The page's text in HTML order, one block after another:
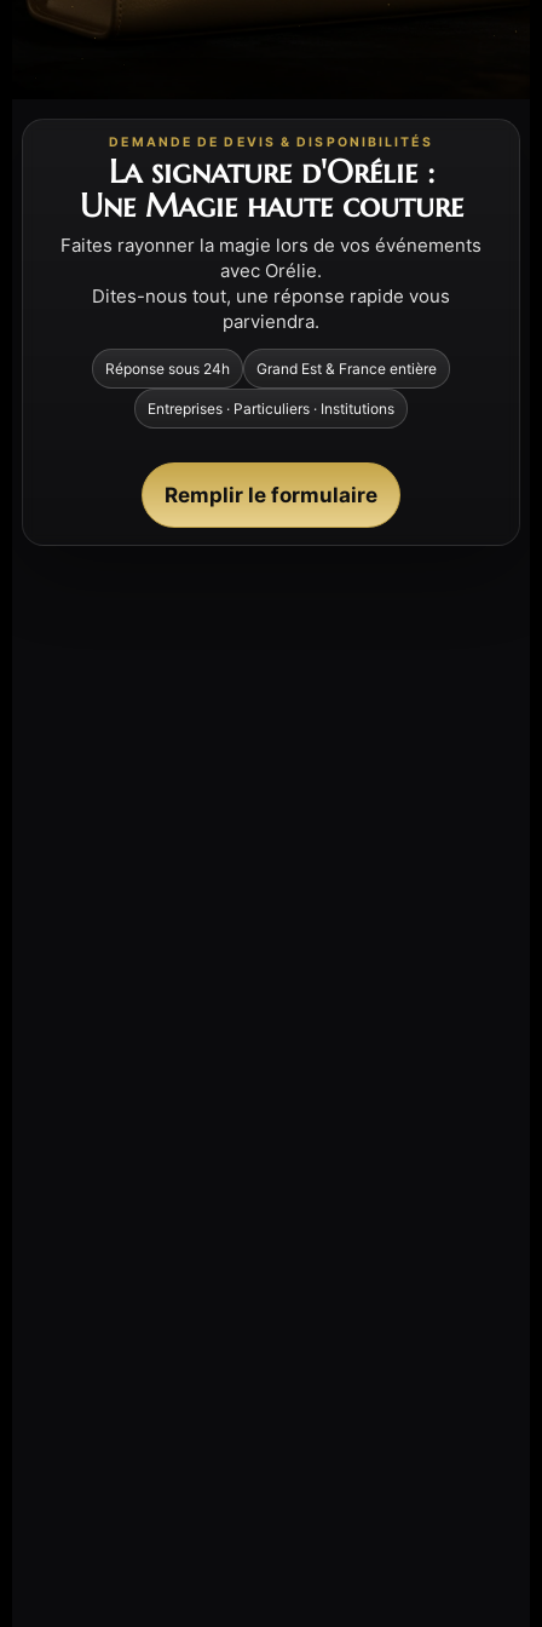
DEMANDE DE DEVIS & DISPONIBILITÉS
La signature d'Orélie :
Une Magie haute couture
Faites rayonner la magie lors de vos événements
avec Orélie.
Dites-nous tout, une réponse rapide vous
parviendra.
Réponse sous 24h Grand Est & France entière
Entreprises · Particuliers · Institutions
Remplir le formulaire